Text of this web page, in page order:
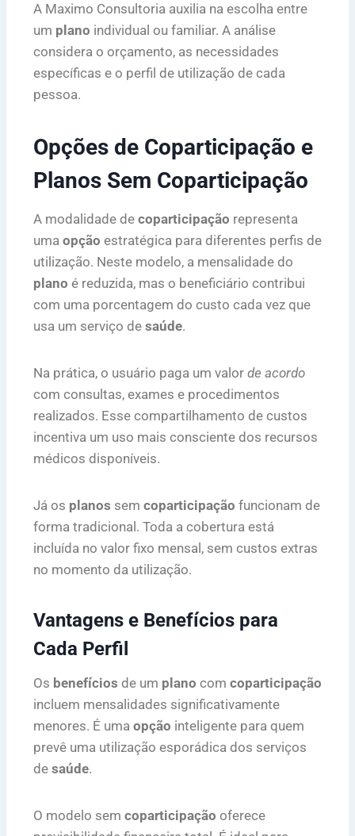
A Maximo Consultoria auxilia na escolha entre
um plano individual ou familiar. A análise
considera o orçamento, as necessidades
específicas e o perfil de utilização de cada
pessoa.
Opções de Coparticipação e
Planos Sem Coparticipação
A modalidade de coparticipação representa
uma opção estratégica para diferentes perfis de
utilização. Neste modelo, a mensalidade do
plano é reduzida, mas o beneficiário contribui
com uma porcentagem do custo cada vez que
usa um serviço de saúde.
Na prática, o usuário paga um valor de acordo
com consultas, exames e procedimentos
realizados. Esse compartilhamento de custos
incentiva um uso mais consciente dos recursos
médicos disponíveis.
Já os planos sem coparticipação funcionam de
forma tradicional. Toda a cobertura está
incluída no valor fixo mensal, sem custos extras
no momento da utilização.
Vantagens e Benefícios para
Cada Perfil
Os benefícios de um plano com coparticipação
incluem mensalidades significativamente
menores. É uma opção inteligente para quem
prevê uma utilização esporádica dos serviços
de saúde.
O modelo sem coparticipação oferece